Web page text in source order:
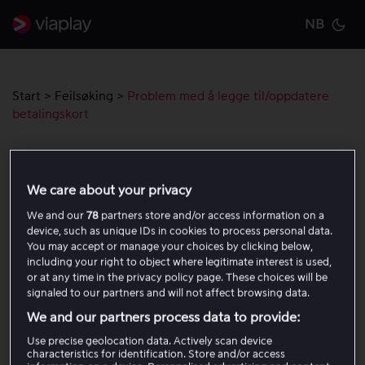
NB
Start > Feilsøking > Problem med å legge til/oppdatere
betalingskort
betalingskort
Kontroller at kortet kan brukes. Kortet må være et
Visa-, Mastercard- eller American Express-kort.
Kortet må være utstedt av en norsk bank.
Kontroller at kortet er aktivert for netthandel. Dette
kan du vanligvis administrere i bankappen eller
Prøv igjen på en annen enhet eller i en annen
We care about your privacy
We and our78 partners store and/or access information on a
device, such as unique IDs in cookies to process personal data.
You may accept or manage your choices by clicking below,
including your right to object where legitimate interest is used,
or at any time in the privacy policy page. These choices will be
signaled to our partners and will not affect browsing data.
We and our partners process data to provide:
Use precise geolocation data. Actively scan device
characteristics for identification. Store and/or access